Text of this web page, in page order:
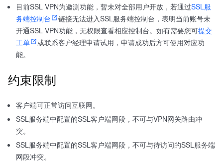
目前SSL VPN为邀测功能，暂未对全部用户开放，若通过SSL服
务端控制台
链接无法进入SSL服务端控制台，表明当前账号未
开通SSL VPN功能，无权限查看相应控制台。如有需要您可提交
工单
或联系客户经理申请试用，申请成功后方可使用对应功
能。
约束限制
客户端可正常访问互联网。
SSL服务端中配置的SSL客户端网段，不可与VPN网关路由冲
突。
SSL服务端中配置的SSL客户端网段，不可与待访问的SSL服务端
网段冲突。